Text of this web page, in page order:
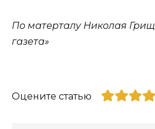
По матерталу Николая
газета»
Оцените статью